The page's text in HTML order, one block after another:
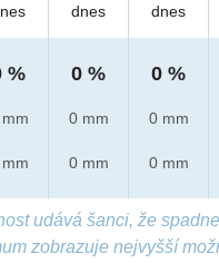
%
dnes
0 %
0 mm
0 mm
dnes
0 %
0 mm
0 mm
udává šanci, že
zobrazuje nejvyšší